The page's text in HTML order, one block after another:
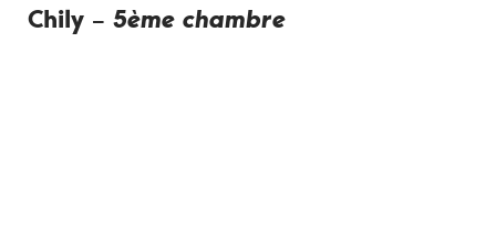
Chily – 5ème chambre